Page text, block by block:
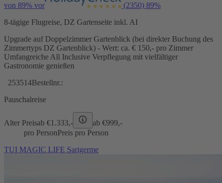
von 89% vor (2350) 89%
8-tägige Flugreise, DZ Gartenseite inkl. AI
Upgrade auf Doppelzimmer Gartenblick (bei direkter Buchung des
Zimmertyps DZ Gartenblick) - Wert: ca. € 150,- pro Zimmer
Umfangreiche All Inclusive Verpflegung mit vielfältiger
Gastronomie genießen
253514Bestellnr.:
Pauschalreise
Alter Preisab €1.333,- ab €999,-
pro PersonPreis pro Person
TUI MAGIC LIFE Sarigerme